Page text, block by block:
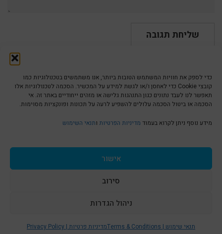
כדי לספק את חוויות המשתמש הטובות ביותר, אנו משתמשים בטכנולוגיות כמו
קובצי Cookie כדי לאחסן ו/או לגשת למידע על המכשיר. הסכמה לטכנולוגיות אלו
תאפשר לנו לעבד נתונים כגון התנהגות גלישה או מזהים ייחודיים באתר זה. אי
הסכמה או ביטול הסכמה עלולים להשפיע לרעה על תכונות ופונקציות מסוימות.
מידע נוסף ניתן לקרוא בעמוד מדיניות הפרטיות ותנאי השימוש
אישור
סירוב
ניהול הגדרות
תנאי שימוש | Terms & Conditions מדיניות פרטיות | Privacy Policy
הצהרת נגישות | Accessibility
© כל הזכויות שמורות לאיריס עשת כהן-גלריה לאמנות גלילה